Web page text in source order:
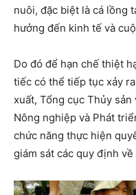
nuôi, đặc biệt là cá lồng
hưởng đến kinh tế và
Do đó để hạn chế thiệt
tiếc có thể tiếp tục xảy
xuất, Tổng cục Thủy
Nông nghiệp và Phát
chức năng thực hiện
giám sát các quy định